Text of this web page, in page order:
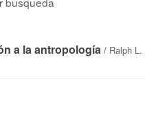
a la antropología / Ralph